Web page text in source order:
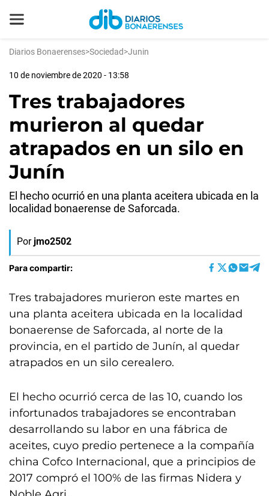
Diarios Bonaerenses>Sociedad>Junin
10 de noviembre de 2020 - 13:58
Tres trabajadores
murieron al quedar
atrapados en un silo en
Junín
El hecho ocurrió en una planta aceitera ubicada en la
localidad bonaerense de Saforcada.
Por jmo2502
Para compartir:
Tres trabajadores murieron este martes en
una planta aceitera ubicada en la localidad
bonaerense de Saforcada, al norte de la
provincia, en el partido de Junín, al quedar
atrapados en un silo cerealero.
El hecho ocurrió cerca de las 10, cuando los
infortunados trabajadores se encontraban
desarrollando su labor en una fábrica de
aceites, cuyo predio pertenece a la compañía
china Cofco Internacional, que a principios de
2017 compró el 100% de las firmas Nidera y